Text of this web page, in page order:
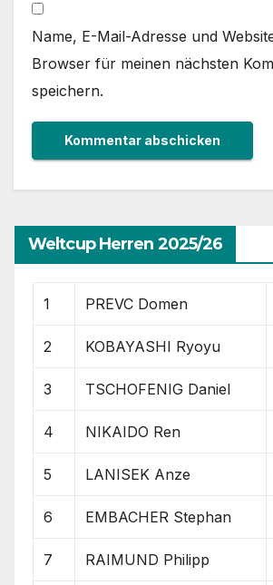
Name, E-Mail-Adresse und
Browser für meinen nächsten
speichern.
Weltcup Herren 2025/26
1 PREVC Domen
2 KOBAYASHI Ryoyu
3 TSCHOFENIG Daniel
4 NIKAIDO Ren
5 LANISEK Anze
6 EMBACHER Stephan
7 RAIMUND Philipp